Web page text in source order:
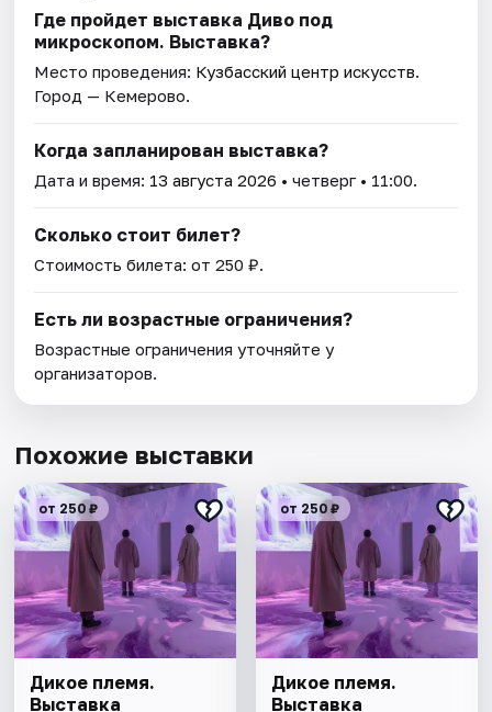
Где пройдет выставка Диво под
микроскопом. Выставка?
Место проведения: Кузбасский центр искусств.
Город — Кемерово.
Когда запланирован выставка?
Дата и время: 13 августа 2026 • четверг • 11:00.
Сколько стоит билет?
Стоимость билета: от 250 ₽.
Есть ли возрастные ограничения?
Возрастные ограничения уточняйте у
организаторов.
Похожие выставки
от 250 ₽
Дикое племя.
Выставка
от 250 ₽
Дикое племя.
Выставка